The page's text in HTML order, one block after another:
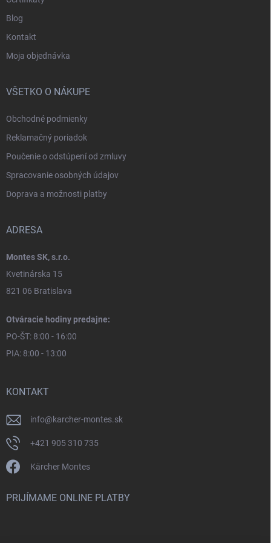
Blog
Kontakt
Moja objednávka
VŠETKO O NÁKUPE
Obchodné podmienky
Reklamačný poriadok
Poučenie o odstúpení od zmluvy
Spracovanie osobných údajov
Doprava a možnosti platby
ADRESA
Montes SK, s.r.o.
Kvetinárska 15
821 06 Bratislava
Otváracie hodiny predajne:
PO-ŠT: 8:00 - 16:00
PIA: 8:00 - 13:00
KONTAKT
info@karcher-montes.sk
+421 905 310 735
Kärcher Montes
PRIJÍMAME ONLINE PLATBY